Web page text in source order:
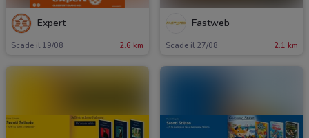
Expert
Scade il 19/08 2.6 km
Fastweb
Scade il 27/08 2.1 km